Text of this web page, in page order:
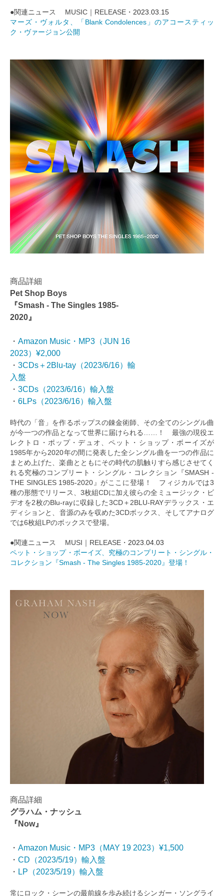
●関連ニュース MUSIC｜RELEASE・ 2023.03.15
マーズ・ヴォルタ、「Blank Condolences」のアコースティッ
ク・ヴァージョン公開
商品詳細
Pet Shop Boys
『Smash - The Singles 1985-
2020』
・ Amazon Music・MP3（JUN 16
2023）¥2,000
・ 3CDs＋2Blu-tay（2023/6/16）輸
入盤
・ 3CDs（2023/6/16）輸入盤
・ 6LPs（2023/6/16）輸入盤
時代の「音」を作るポップスの錬金術師、その全てのシングル曲
が今一つの作品となって世界に届けられる……！ 最強の現役エ
レクトロ・ポップ・デュオ、ペット・ショップ・ボーイズが
1985年から2020年の間に発表した全シングル曲を一つの作品に
まとめ上げた、楽曲とともにその時代の肌触りすら感じさせてく
れる究極のコンプリート・シングル・コレクション『SMASH -
THE SINGLES 1985-2020』がここに登場！ フィジカルでは3
種の形態でリリース、3枚組CDに加え彼らの全ミュージック・ビ
デオを2枚のBlu-rayに収録した3CD＋2BLU-RAYデラックス・エ
ディションと、音源のみを収めた3CDボックス、そしてアナログ
では6枚組LPのボックスで登場。
●関連ニュース MUSI｜RELEASE・ 2023.04.03
ペット・ショップ・ボーイズ、究極のコンプリート・シングル・
コレクション『Smash - The Singles 1985-2020』登場！
商品詳細
グラハム・ナッシュ
『Now』
・ Amazon Music・MP3（MAY 19 2023）¥1,500
・ CD（2023/5/19）輸入盤
・ LP（2023/5/19）輸入盤
常にロック・シーンの最前線を歩み続けるシンガー・ソングライ